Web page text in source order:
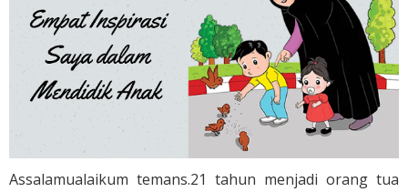
Assalamualaikum temans.21 tahun menjadi orang tua